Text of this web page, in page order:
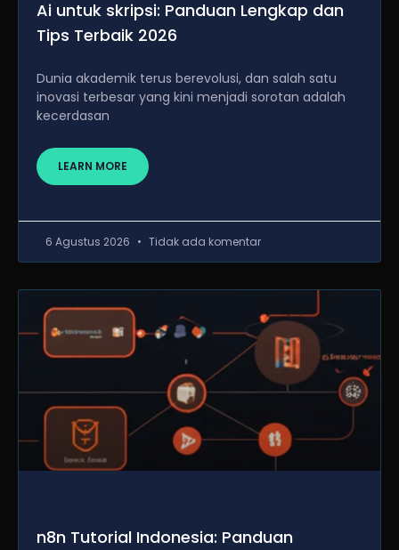
Ai untuk skripsi: Panduan Lengkap dan
Tips Terbaik 2026
Dunia akademik terus berevolusi, dan salah satu
inovasi terbesar yang kini menjadi sorotan adalah
kecerdasan
LEARN MORE
6 Agustus 2026 Tidak ada komentar
n8n Tutorial Indonesia: Panduan